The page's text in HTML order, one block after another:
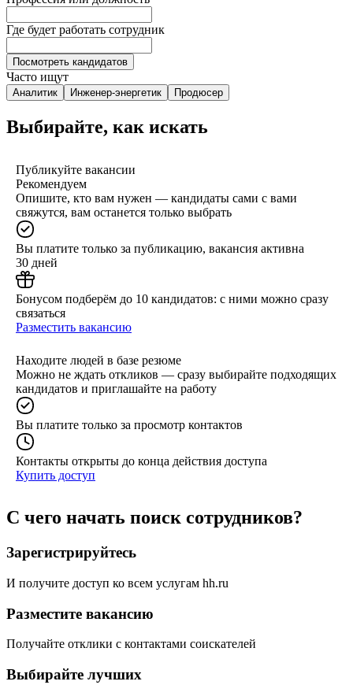
Где будет работать сотрудник
Посмотреть кандидатов
Часто ищут
Аналитик Инженер-энергетик Продюсер
Выбирайте, как искать
Публикуйте вакансии
Рекомендуем
Опишите, кто вам нужен — кандидаты сами с вами
свяжутся, вам останется только выбрать
Вы платите только за публикацию, вакансия активна
30 дней
Бонусом подберём до 10 кандидатов: с ними можно сразу
связаться
Разместить вакансию
Находите людей в базе резюме
Можно не ждать откликов — сразу выбирайте подходящих
кандидатов и приглашайте на работу
Вы платите только за просмотр контактов
Контакты открыты до конца действия доступа
Купить доступ
С чего начать поиск сотрудников?
Зарегистрируйтесь
И получите доступ ко всем услугам hh.ru
Разместите вакансию
Получайте отклики с контактами соискателей
Выбирайте лучших